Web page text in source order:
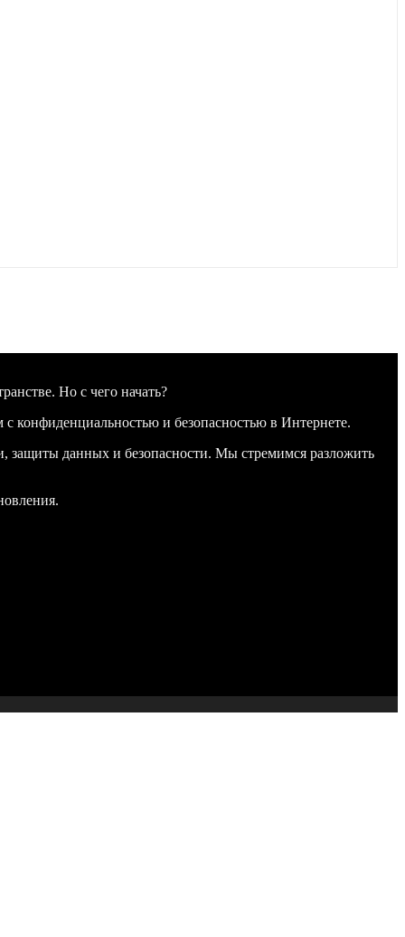
Но с чего начать?
конфиденциальностью и безопасностью в Интернете.
защиты данных и безопасности. Мы стремимся разложить